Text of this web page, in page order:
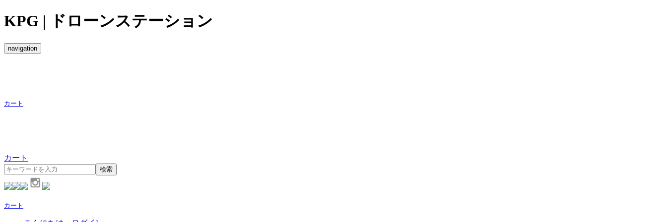
KPG | ドローンステーション
navigation
カート
カート
検索
カート